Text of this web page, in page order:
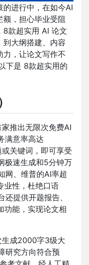
的进行中，在如今AI
，担心毕业受阻
8款超实用 AI 论文
到大纲搭建、内容
力，让论文写作不
下是 8款超实用的
家推出无限次免费AI
满意率高达
关键词，即可享受
极速生成和5分钟万
网、维普的AI率超
业性，杜绝口语
提供开题报告、
功能，实现论文相
生成2000字3级大
研究方向符合预